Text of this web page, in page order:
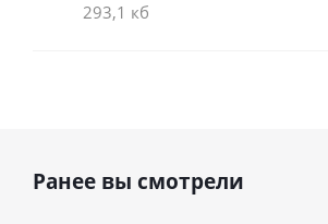
293,1 кб
Ранее вы смотрели